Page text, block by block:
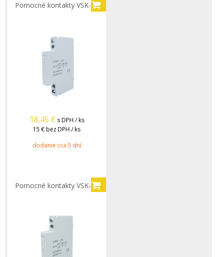
Pomocné kontakty VSK-20
18,45 € s DPH / ks
15 €bez DPH / ks
dodanie cca 5 dní
Pomocné kontakty VSK-11